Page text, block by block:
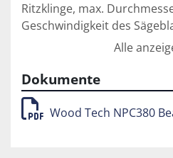
Ritzklinge, max.
Geschwindigkeit des
1 - 90 m/min. - rückwärts
Schubgeschwindigkeit 85 m/
Schiebewagen mit 9 Zangen
Alle
Dokumente
Wood Tech NPC380